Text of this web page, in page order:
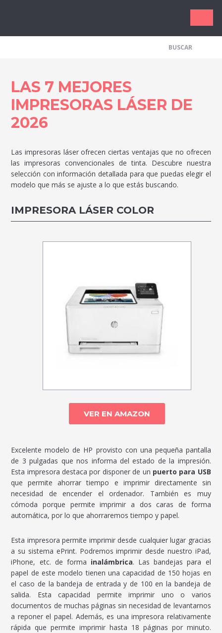
Los
LAS 7 MEJORES
IMPRESORAS LÁSER DE
2026
Las impresoras láser ofrecen ciertas ventajas que no ofrecen
las impresoras convencionales de tinta. Descubre nuestra
selección con información detallada para que puedas elegir el
modelo que más se ajuste a lo que estás buscando.
IMPRESORA LÁSER COLOR
VER EN AMAZON
Excelente modelo de HP provisto con una pequeña pantalla
de 3 pulgadas que nos informa del estado de la impresión.
Esta impresora destaca por disponer de un puerto para USB
que permite ahorrar tiempo e imprimir directamente sin
necesidad de encender el ordenador. También es muy
cómoda porque permite imprimir a dos caras de forma
automática, por lo que ahorraremos tiempo y papel.
Esta impresora permite imprimir desde cualquier lugar gracias
a su sistema ePrint. Podremos imprimir desde nuestro iPad,
iPhone, etc. de forma inalámbrica. Las bandejas para el
papel de este modelo tienen una capacidad de 150 hojas en
el caso de la bandeja de entrada y de 100 en la bandeja de
salida. Esta capacidad permite imprimir uno o varios
documentos de muchas páginas sin necesidad de levantarnos
a reponer el papel. Además, es una impresora relativamente
rápida que permite imprimir hasta 18 páginas por minuto.